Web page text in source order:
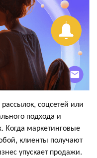
соцсетей или
подхода и
Когда маркетинговые
клиенты получают
упускает продажи.